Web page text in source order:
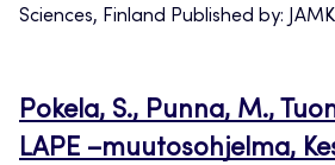
Sciences, Finland Published by:
Pokela, S., Punna, M.,
LAPE –muutosohjelma,